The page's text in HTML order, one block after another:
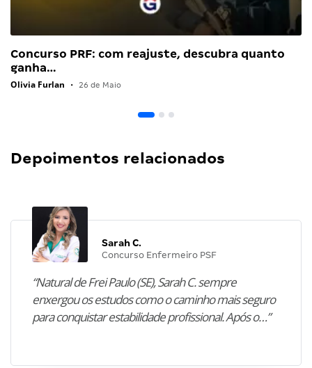
Concurso PRF: com reajuste, descubra quanto
ganha…
Olivia Furlan • 26 de Maio
Depoimentos relacionados
Sarah C.
Concurso Enfermeiro PSF
“Natural de Frei Paulo (SE), Sarah C. sempre
enxergou os estudos como o caminho mais seguro
para conquistar estabilidade profissional. Após o…”